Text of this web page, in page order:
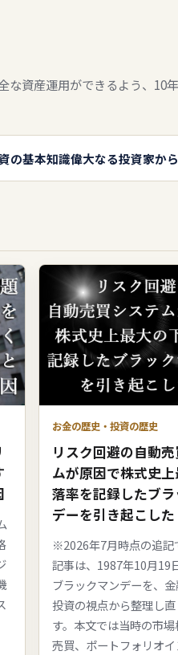
な資産運用ができるよう、10
の基本知識偉大なる投資家か
お金の歴史・投資の歴史
リスク回避の自動
ムが原因で株式史
落率を記録したブ
デーを引き起こした
※2026年7月時点の追記
記事は、1987年10月19
ブラックマンデーを、
投資の視点から整理し
す。本文では当時の市
売買、ポートフォリオイ